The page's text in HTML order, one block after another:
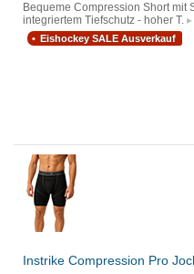
Bequeme Compression Short mit
integriertem Tiefschutz - hoher T.
Eishockey SALE Ausverkauf
Instrike Compression Pro